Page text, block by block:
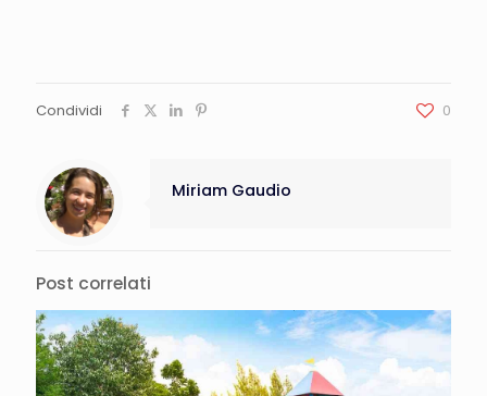
Condividi 0
Miriam Gaudio
Post correlati